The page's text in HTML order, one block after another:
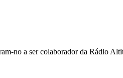
no a ser colaborador da Rádio